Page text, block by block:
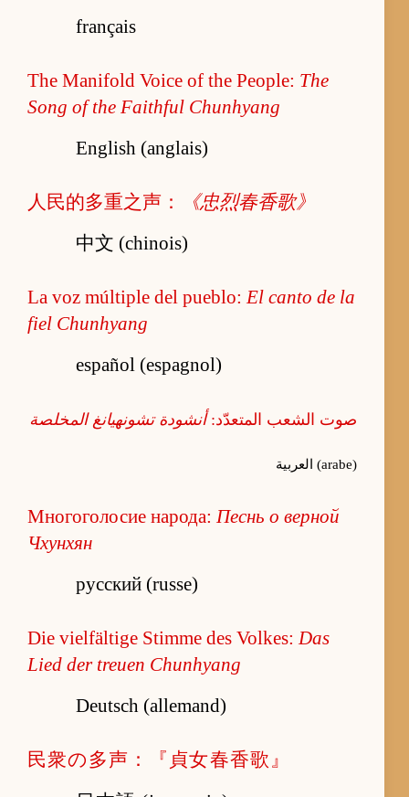
français
The Manifold Voice of the People: The
Song of the Faithful Chunhyang
English (anglais)
人民的多重之声：
《忠烈春香歌》
中文 (chinois)
La voz múltiple del pueblo:El canto de la
fiel Chunhyang
español (espagnol)
صوت الشعب المتعدّد:أنشودة تشونهيانغ المخلصة
العربية (arabe)
Многоголосие народа: Песнь о верной
Чхунхян
русский (russe)
Die vielfältige Stimme des Volkes:Das
Lied der treuen Chunhyang
Deutsch (allemand)
民衆の多声：『貞女春香歌』